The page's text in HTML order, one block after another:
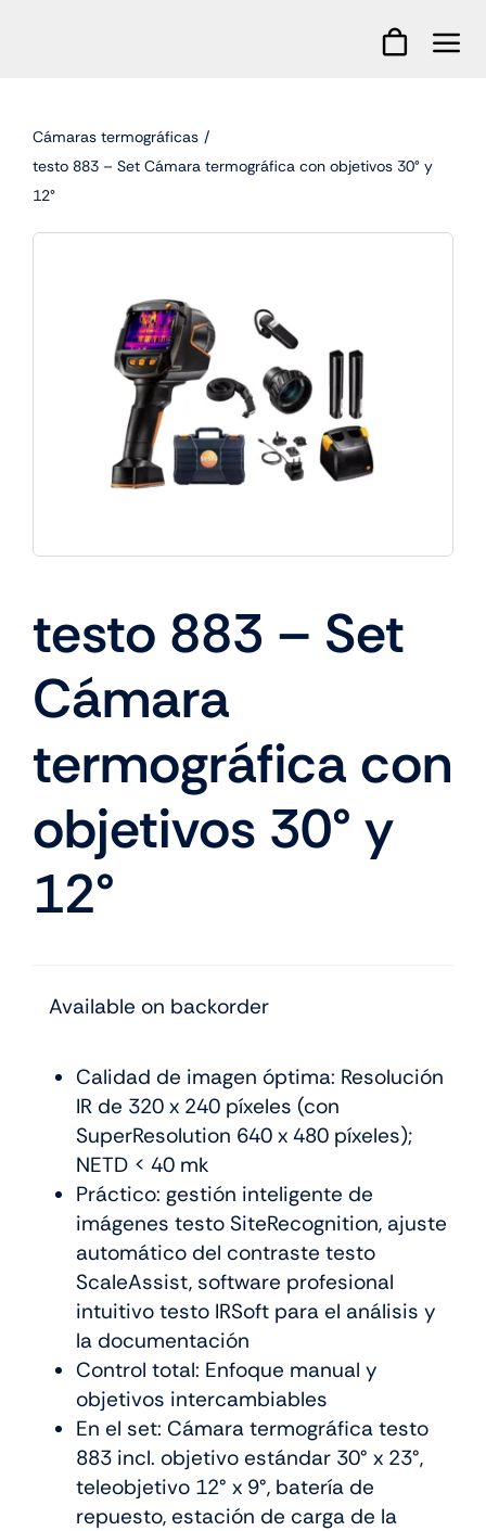
Cámaras termográficas
testo 883 – Set Cámara termográfica con objetivos 30° y
12°
testo 883 – Set
Cámara
termográfica con
objetivos 30° y
12°
Available on backorder
Calidad de imagen óptima: Resolución
IR de 320 x 240 píxeles (con
SuperResolution 640 x 480 píxeles);
NETD < 40 mk
Práctico: gestión inteligente de
imágenes testo SiteRecognition, ajuste
automático del contraste testo
ScaleAssist, software profesional
intuitivo testo IRSoft para el análisis y
la documentación
Control total: Enfoque manual y
objetivos intercambiables
En el set: Cámara termográfica testo
883 incl. objetivo estándar 30° x 23°,
teleobjetivo 12° x 9°, batería de
repuesto, estación de carga de la